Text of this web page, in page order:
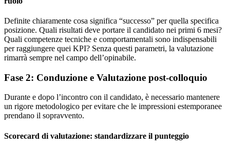
Definite chiaramente cosa significa “successo” per quella specifica
posizione. Quali risultati deve portare il candidato nei primi 6 mesi?
Quali competenze tecniche e comportamentali sono indispensabili
per raggiungere quei KPI? Senza questi parametri, la valutazione
rimarrà sempre nel campo dell’opinabile.
Fase 2: Conduzione e Valutazione post-colloquio
Durante e dopo l’incontro con il candidato, è necessario mantenere
un rigore metodologico per evitare che le impressioni estemporanee
prendano il sopravvento.
Scorecard di valutazione: standardizzare il punteggio